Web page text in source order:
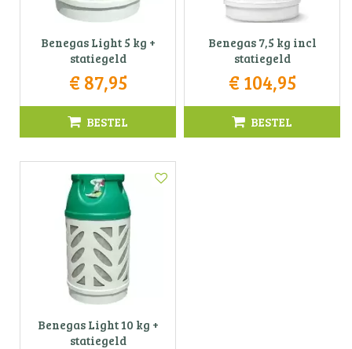
Benegas Light 5 kg +
statiegeld
€ 87,95
BESTEL
Benegas 7,5 kg incl
statiegeld
€ 104,95
BESTEL
Benegas Light 10 kg +
statiegeld